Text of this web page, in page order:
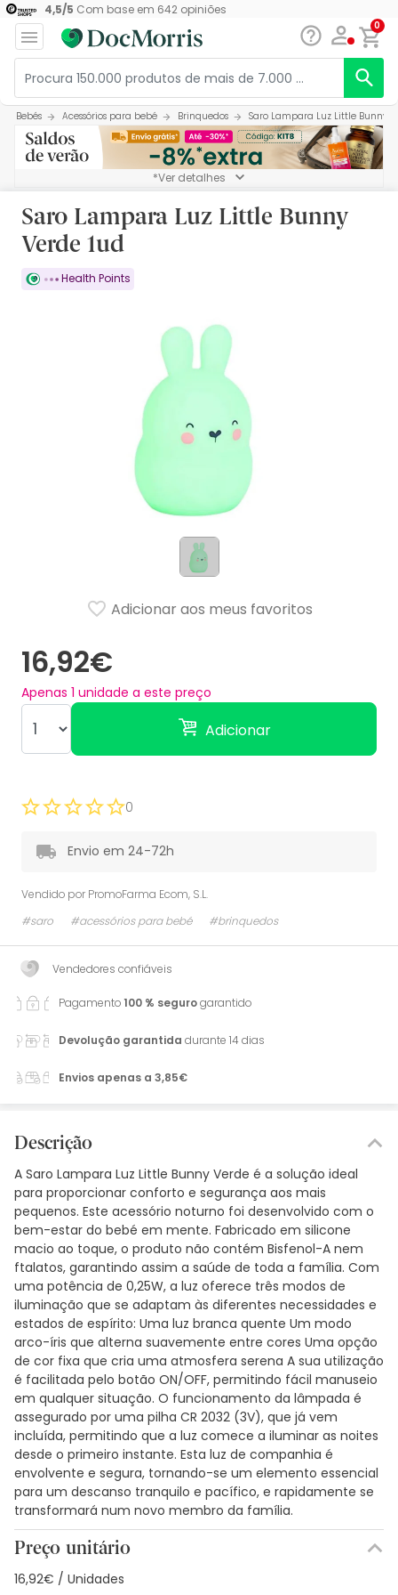
4,5/5 Com base em 642opiniões
0
Bebés Acessórios para bebé Brinquedos Saro Lampara Luz Little Bunny
*Ver detalhes
Saro Lampara Luz Little Bunny
Verde 1ud
Health Points
16,92€
Apenas 1 unidade a este preço
Adicionar
Adicionar aos meus favoritos
0
Envio em 24-72h
Vendido por PromoFarma Ecom, S.L.
#saro
#acessórios para bebé #brinquedos
Vendedores confiáveis
Pagamento100 % segurogarantido
Devolução garantida durante 14 dias
Envios apenas a 3,85€
Descrição
A Saro Lampara Luz Little Bunny Verde é a solução ideal
para proporcionar conforto e segurança aos mais
pequenos. Este acessório noturno foi desenvolvido com o
bem-estar do bebé em mente. Fabricado em silicone
macio ao toque, o produto não contém Bisfenol-A nem
ftalatos, garantindo assim a saúde de toda a família. Com
uma potência de 0,25W, a luz oferece três modos de
iluminação que se adaptam às diferentes necessidades e
estados de espírito: Uma luz branca quente Um modo
arco-íris que alterna suavemente entre cores Uma opção
de cor fixa que cria uma atmosfera serena A sua utilização
é facilitada pelo botão ON/OFF, permitindo fácil manuseio
em qualquer situação. O funcionamento da lâmpada é
assegurado por uma pilha CR 2032 (3V), que já vem
incluída, permitindo que a luz comece a iluminar as noites
desde o primeiro instante. Esta luz de companhia é
envolvente e segura, tornando-se um elemento essencial
para um descanso tranquilo e pacífico, e rapidamente se
transformará num novo membro da família.
Preço unitário
16,92€ / Unidades